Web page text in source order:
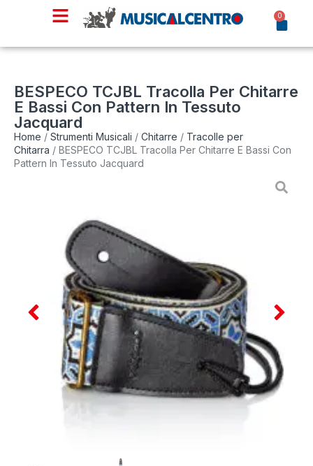
0
BESPECO TCJBL Tracolla Per Chitarre
E Bassi Con Pattern In Tessuto
Jacquard
Home / Strumenti Musicali / Chitarre / Tracolle per
Chitarra / BESPECO TCJBL Tracolla Per Chitarre E Bassi Con
Pattern In Tessuto Jacquard